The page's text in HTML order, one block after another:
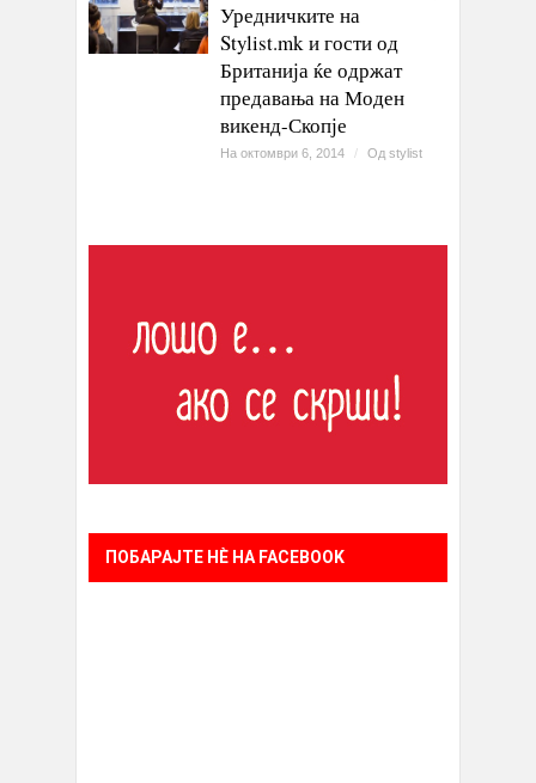
Уредничките на
Stylist.mk и гости од
Британија ќе одржат
предавања на Моден
викенд-Скопје
На октомври 6, 2014 / Од stylist
ПОБАРАЈТЕ НÈ НА FACEBOOK